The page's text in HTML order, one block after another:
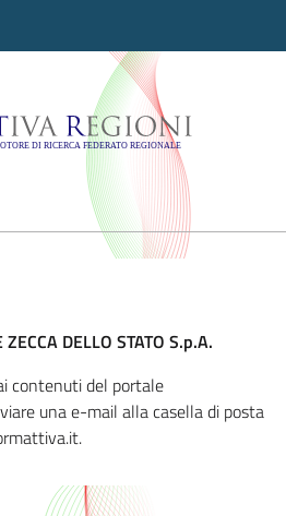
Regioni -
DELLO STATO S.p.A.
contenuti del portale
una e-mail alla casella di posta